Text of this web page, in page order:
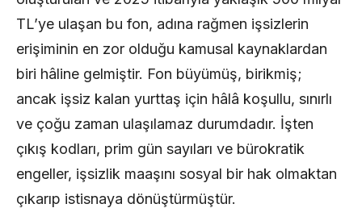
TL’ye ulaşan bu fon, adına rağmen işsizlerin
erişiminin en zor olduğu kamusal kaynaklardan
biri hâline gelmiştir. Fon büyümüş, birikmiş;
ancak işsiz kalan yurttaş için hâlâ koşullu, sınırlı
ve çoğu zaman ulaşılamaz durumdadır. İşten
çıkış kodları, prim gün sayıları ve bürokratik
engeller, işsizlik maaşını sosyal bir hak olmaktan
çıkarıp istisnaya dönüştürmüştür.